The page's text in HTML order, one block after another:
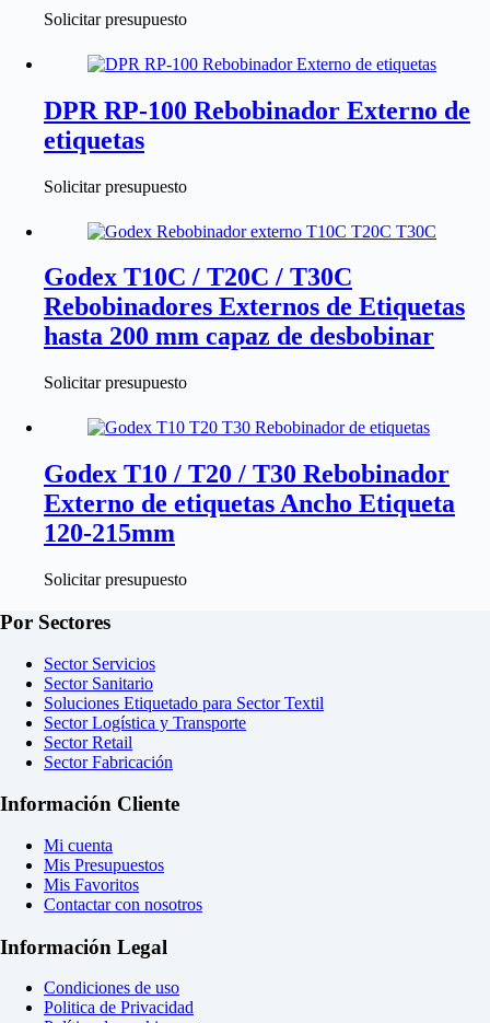
Solicitar presupuesto
DPR RP-100 Rebobinador Externo de
etiquetas
Solicitar presupuesto
Godex T10C / T20C / T30C
Rebobinadores Externos de Etiquetas
hasta 200 mm capaz de desbobinar
Solicitar presupuesto
Godex T10 / T20 / T30 Rebobinador
Externo de etiquetas Ancho Etiqueta
120-215mm
Solicitar presupuesto
Por Sectores
Sector Servicios
Sector Sanitario
Soluciones Etiquetado para Sector Textil
Sector Logística y Transporte
Sector Retail
Sector Fabricación
Información Cliente
Mi cuenta
Mis Presupuestos
Mis Favoritos
Contactar con nosotros
Información Legal
Condiciones de uso
Politica de Privacidad